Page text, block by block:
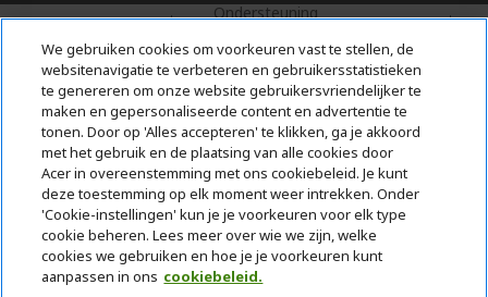
Gratis
bezorging
Ondersteuning
aankoop
Met 0%
Rente
© 2026 Acer Inc.
CPYou BV is de erkende reseller van de producten en diensten die
in deze winkel worden aangeboden.
We gebruiken cookies om voorkeuren vast te stellen, de
websitenavigatie te verbeteren en gebruikersstatistieken
te genereren om onze website gebruikersvriendelijker te
maken en gepersonaliseerde content en advertentie te
tonen. Door op 'Alles accepteren' te klikken, ga je akkoord
met het gebruik en de plaatsing van alle cookies door
Acer in overeenstemming met ons cookiebeleid. Je kunt
deze toestemming op elk moment weer intrekken. Onder
'Cookie-instellingen' kun je je voorkeuren voor elk type
cookie beheren. Lees meer over wie we zijn, welke
cookies we gebruiken en hoe je je voorkeuren kunt
aanpassen in ons cookiebeleid.